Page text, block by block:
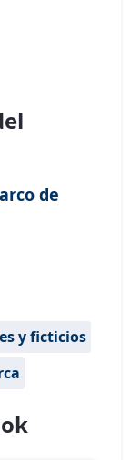
de
y ficticios